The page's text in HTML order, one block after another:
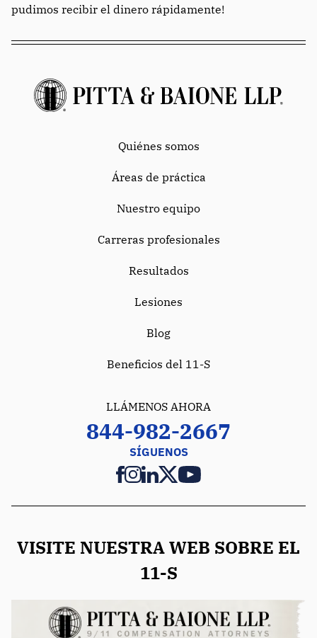
pudimos recibir el dinero rápidamente!
Quiénes somos
Áreas de práctica
Nuestro equipo
Carreras profesionales
Resultados
Lesiones
Blog
Beneficios del 11-S
LLÁMENOS AHORA
844-982-2667
SÍGUENOS
VISITE NUESTRA WEB SOBRE EL
11-S